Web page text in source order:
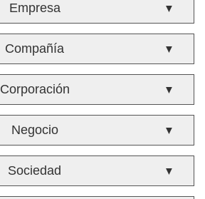
Empresa ▼
Compañía ▼
Corporación ▼
Negocio ▼
Sociedad ▼